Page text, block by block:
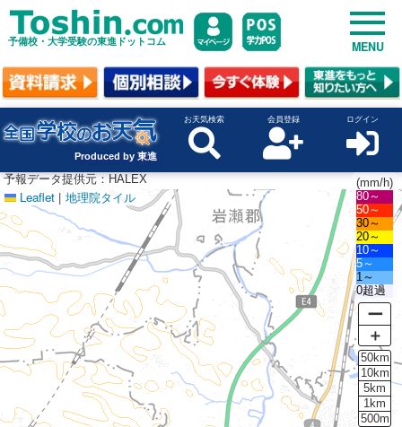
予備校・大学受験の東進ドットコム MENU
Produced by 東進
お天気検索 会員登録 ログイン
Leaflet | 地理院タイル
(mm/h)
80～
50～
30～
20～
10～
5～
1～
0超過
ー
＋
50km
10km
5km
1km
500m
予報データ提供元：HALEX